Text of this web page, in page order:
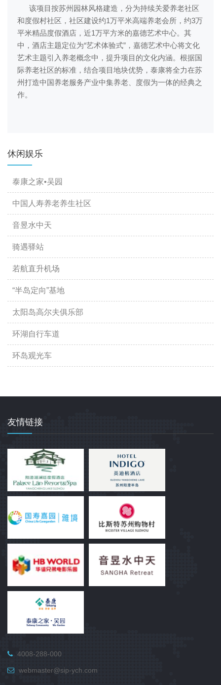
该项目按苏州园林风格建造，分为持续关爱养老社区
和度假村社区，社区建设约1万平米高端养老会所，约3万
平米精品度假酒店，近1万平方米的嘉德艺术中心。其
中，酒店主题定位为“艺术体验式”，嘉德艺术中心将文化
艺术主题引入养老概念中，提升项目的文化内涵。根据国
际养老社区的标准，结合项目地块优势，泰康将全力在苏
州打造中国养老服务产业中集养老、度假为一体的经典之
作。
休闲娱乐
泰康之家•吴园
中国人寿养老养生社区
音昱水中天
骑遇驿站
若航直升机场
“半岛定向”基地
太阳岛高尔夫俱乐部
环湖自行车道
环岛观光车
友情链接
4008-288-000
webmaster@sip-ych.com